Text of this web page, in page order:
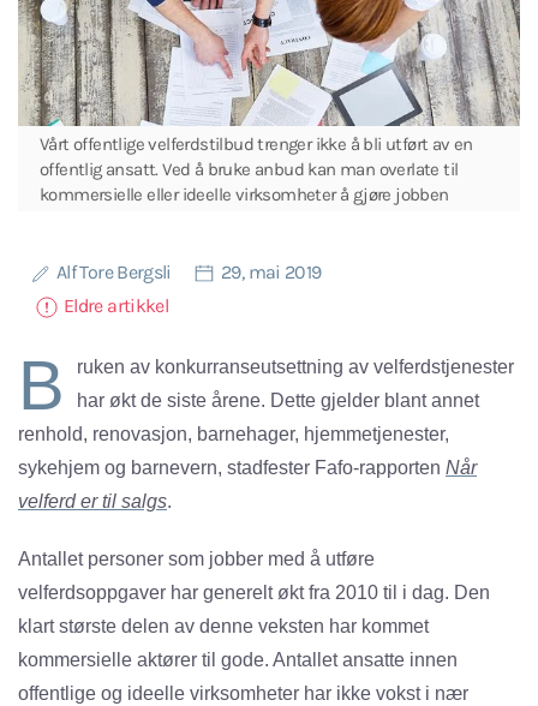
Vårt offentlige velferdstilbud trenger ikke å bli utført av en
offentlig ansatt. Ved å bruke anbud kan man overlate til
kommersielle eller ideelle virksomheter å gjøre jobben
Alf Tore Bergsli
29, mai 2019
Eldre artikkel
B
ruken av konkurranseutsettning av velferdstjenester
har økt de siste årene. Dette gjelder blant annet
renhold, renovasjon, barnehager, hjemmetjenester,
sykehjem og barnevern, stadfester Fafo-rapporten Når
velferd er til salgs.
Antallet personer som jobber med å utføre
velferdsoppgaver har generelt økt fra 2010 til i dag. Den
klart største delen av denne veksten har kommet
kommersielle aktører til gode. Antallet ansatte innen
offentlige og ideelle virksomheter har ikke vokst i nær